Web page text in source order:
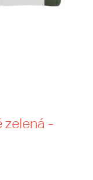
zelená -